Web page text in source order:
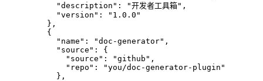
      "description"
: "开发者工具箱" ,
      "version"
:
"1.0.0"
    },
    {
      "name"
: "doc-generator" ,
      "source"
: {
        "source"
: "github" ,
        "repo"
:
"you/doc-generator-plugin"
      },